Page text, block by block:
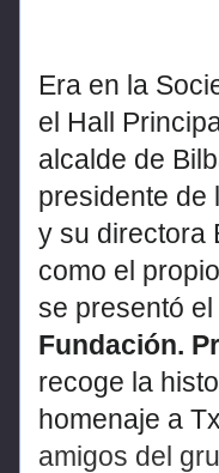
Era en la
el Hall
alcalde de
presidente de
y su directora
como el
se presentó
Fundación.
recoge la
homenaje a
amigos del